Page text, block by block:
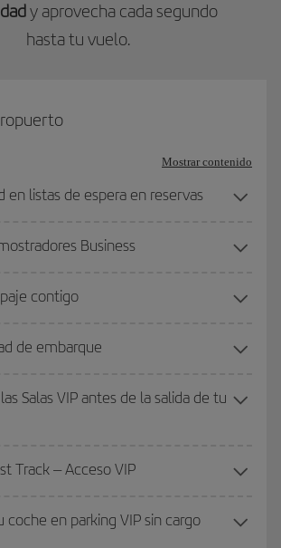
y aprovecha cada segundo
hasta tu vuelo.
Mostrar contenido
en listas de espera en reservas
Business
contigo
de embarque
Salas VIP antes de la salida de tu
Track – Acceso VIP
coche en parking VIP sin cargo